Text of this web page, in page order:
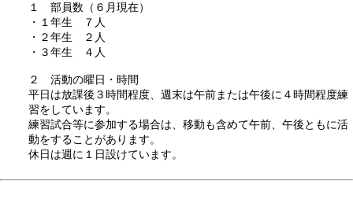
１ 部員数（６月現在）
・１年生 ７人
・２年生 ２人
・３年生 ４人
２ 活動の曜日・時間
平日は放課後３時間程度、週末は午前または午後に４時間程度練
習をしています。
練習試合等に参加する場合は、移動も含めて午前、午後ともに活
動をすることがあります。
休日は週に１日設けています。